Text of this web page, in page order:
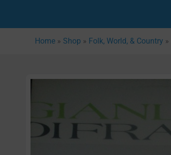
Home » Shop » Folk, World, & Country »